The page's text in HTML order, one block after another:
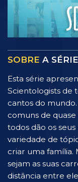
SOBRE A SÉRIE
Esta série
Scientologists de
cantos do
comuns de quase
todos dão os
variedade de
criar uma família.
sejam as suas
distância entre